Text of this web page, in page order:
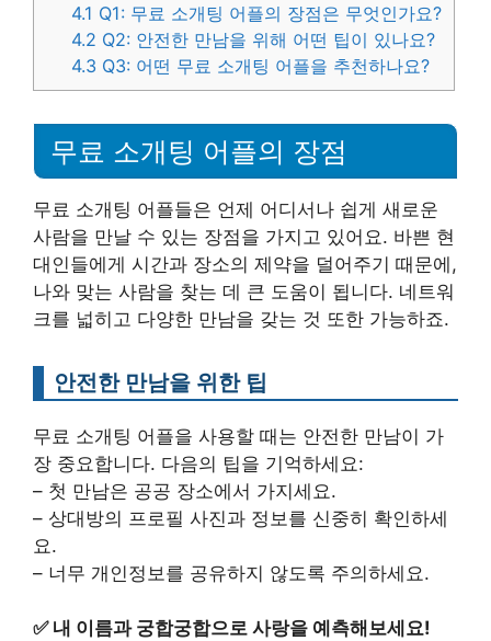
4.1 Q1: 무료 소개팅 어플의 장점은 무엇인가요?
4.2 Q2: 안전한 만남을 위해 어떤 팁이 있나요?
4.3 Q3: 어떤 무료 소개팅 어플을 추천하나요?
무료 소개팅 어플의 장점
무료 소개팅 어플들은 언제 어디서나 쉽게 새로운
사람을 만날 수 있는 장점을 가지고 있어요. 바쁜 현
대인들에게 시간과 장소의 제약을 덜어주기 때문에,
나와 맞는 사람을 찾는 데 큰 도움이 됩니다. 네트워
크를 넓히고 다양한 만남을 갖는 것 또한 가능하죠.
안전한 만남을 위한 팁
무료 소개팅 어플을 사용할 때는 안전한 만남이 가
장 중요합니다. 다음의 팁을 기억하세요:
– 첫 만남은 공공 장소에서 가지세요.
– 상대방의 프로필 사진과 정보를 신중히 확인하세
요.
– 너무 개인정보를 공유하지 않도록 주의하세요.
✅ 내 이름과 궁합궁합으로 사랑을 예측해보세요!